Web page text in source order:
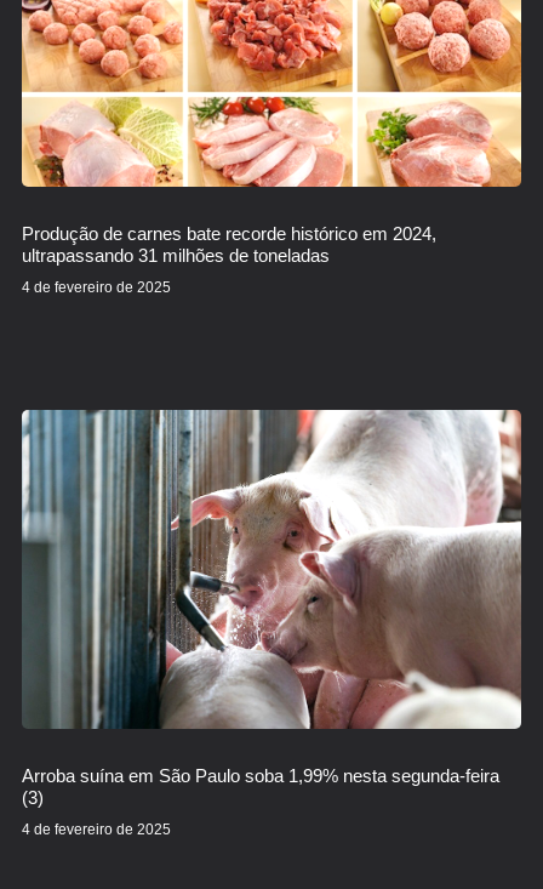
Produção de carnes bate recorde histórico em 2024,
ultrapassando 31 milhões de toneladas
4 de fevereiro de 2025
Arroba suína em São Paulo soba 1,99% nesta segunda-feira
(3)
4 de fevereiro de 2025